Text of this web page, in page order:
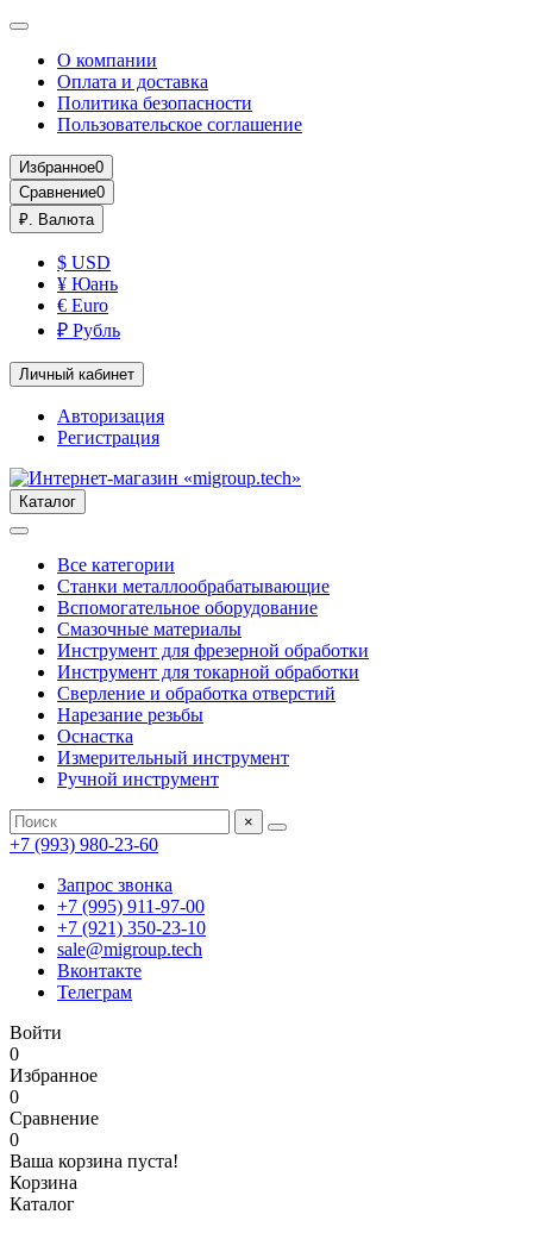
О компании
Оплата и доставка
Политика безопасности
Пользовательское соглашение
Избранное0
Сравнение0
₽. Валюта
$ USD
¥ Юань
€ Euro
₽ Рубль
Личный кабинет
Авторизация
Регистрация
Каталог
Все категории
Станки металлообрабатывающие
Вспомогательное оборудование
Смазочные материалы
Инструмент для фрезерной обработки
Инструмент для токарной обработки
Сверление и обработка отверстий
Нарезание резьбы
Оснастка
Измерительный инструмент
Ручной инструмент
×
+7 (993) 980-23-60
Запрос звонка
+7 (995) 911-97-00
+7 (921) 350-23-10
sale@migroup.tech
Вконтакте
Телеграм
Войти
0
Избранное
0
Сравнение
0
Ваша корзина пуста!
Корзина
Каталог